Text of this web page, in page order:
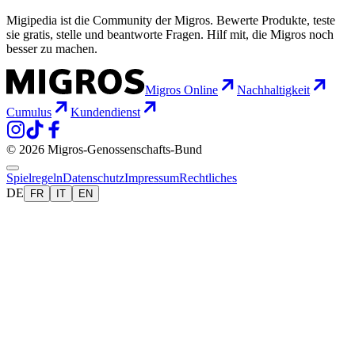
Migipedia ist die Community der Migros. Bewerte Produkte, teste
sie gratis, stelle und beantworte Fragen. Hilf mit, die Migros noch
besser zu machen.
Migros Online
Nachhaltigkeit
Cumulus
Kundendienst
© 2026 Migros-Genossenschafts-Bund
SpielregelnDatenschutzImpressumRechtliches
DE
FR IT EN